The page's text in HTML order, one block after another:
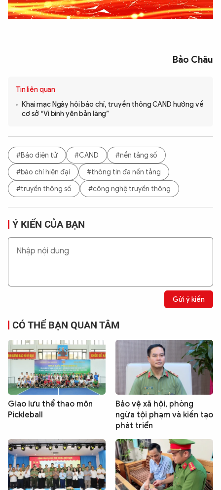
Bảo Châu
Tin liên quan
Khai mạc Ngày hội báo chí, truyền thông CAND hướng về
cơ sở “Vì bình yên bản làng”
#Báo điện tử #CAND
#nền tảng số
#báo chí hiện đại
#thông tin đa nền tảng
#truyền thông số
#công nghệ truyền thông
Ý KIẾN CỦA BẠN
Gửi ý kiến
CÓ THỂ BẠN QUAN TÂM
Giao lưu thể thao môn
Pickleball
Bảo vệ xã hội, phòng
ngừa tội phạm và kiến tạo
phát triển